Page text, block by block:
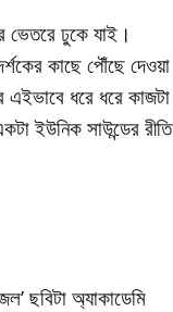
ভেতরে ঢুকে যাই।
কাছে পৌঁছে দেওয়া
এইভাবে ধরে ধরে কাজটা
ইউনিক সাউন্ডের রীতি
ছবিটা অ্যাকাডেমি